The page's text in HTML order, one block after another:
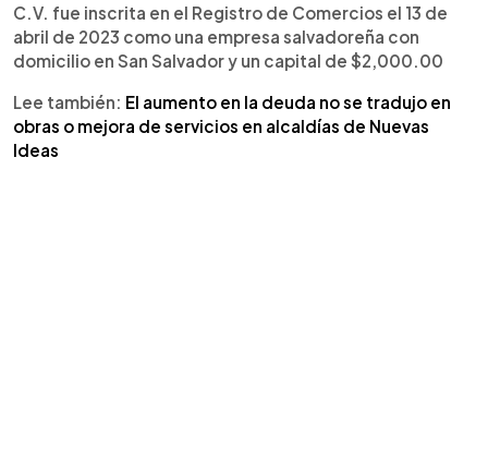
C.V. fue inscrita en el Registro de Comercios el 13 de
abril de 2023 como una empresa salvadoreña con
domicilio en San Salvador y un capital de $2,000.00
Lee también: El aumento en la deuda no se tradujo en
obras o mejora de servicios en alcaldías de Nuevas
Ideas